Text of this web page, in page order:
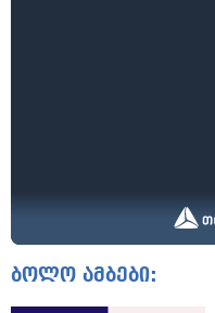
ბოლო ამბები: